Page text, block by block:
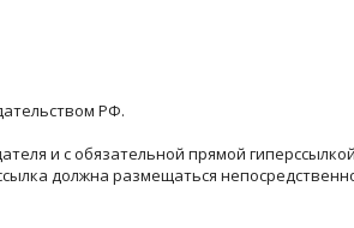
РФ.
и с обязательной прямой
должна размещаться